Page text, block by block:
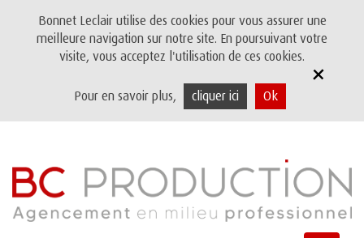
Bonnet Leclair utilise des cookies pour vous assurer une
meilleure navigation sur notre site. En poursuivant votre
visite, vous acceptez l'utilisation de ces cookies.
+
Pour en savoir plus, cliquer ici Ok